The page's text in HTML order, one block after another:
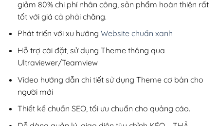
giảm 80% chi phí nhân công, sản phẩm hoàn thiện rất
tốt với giá cả phải chăng.
Phát triển với xu hướng Website chuẩn xanh
Hỗ trợ cài đặt, sử dụng Theme thông qua
Ultraviewer/Teamview
Video hướng dẫn chi tiết sử dụng Theme cơ bản cho
người mới
Thiết kế chuẩn SEO, tối ưu chuẩn cho quảng cáo.